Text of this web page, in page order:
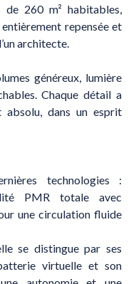
260 m² habitables,
repensée et
architecte.
généreux, lumière
Chaque détail a
dans un esprit
technologies :
PMR totale avec
une circulation fluide
se distingue par ses
virtuelle et son